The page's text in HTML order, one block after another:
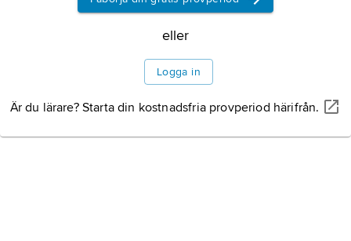
eller
Logga in
Är du lärare? Starta din kostnadsfria provperiod härifrån.